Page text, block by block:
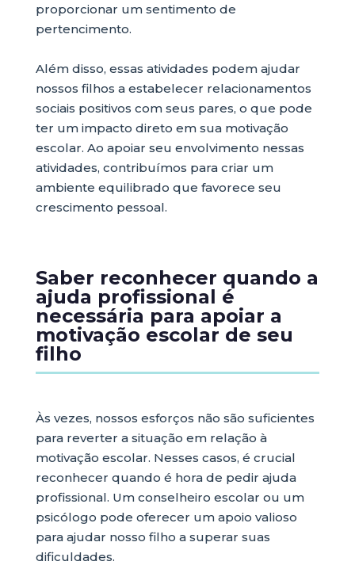
proporcionar um sentimento de
pertencimento.
Além disso, essas atividades podem ajudar
nossos filhos a estabelecer relacionamentos
sociais positivos com seus pares, o que pode
ter um impacto direto em sua motivação
escolar. Ao apoiar seu envolvimento nessas
atividades, contribuímos para criar um
ambiente equilibrado que favorece seu
crescimento pessoal.
Saber reconhecer quando a
ajuda profissional é
necessária para apoiar a
motivação escolar de seu
filho
Às vezes, nossos esforços não são suficientes
para reverter a situação em relação à
motivação escolar. Nesses casos, é crucial
reconhecer quando é hora de pedir ajuda
profissional. Um conselheiro escolar ou um
psicólogo pode oferecer um apoio valioso
para ajudar nosso filho a superar suas
dificuldades.